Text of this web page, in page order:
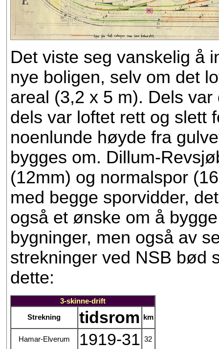
Det viste seg vanskelig å
nye boligen, selv om det
areal (3,2 x 5 m). Dels
dels var loftet rett og slett
noenlunde høyde fra
bygges om. Dillum-
(12mm) og normalspor
med begge sporvidder,
også et ønske om å
bygninger, men også av
strekninger ved NSB bød
dette:
3-skinne-drift
Strekning tidsrom km
Hamar-Elverum 1919-31 32